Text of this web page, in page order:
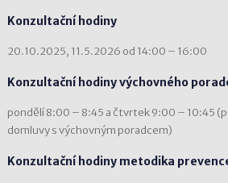
Konzultační hodiny
20.10.2025, 11.5.2026 od 14:00 – 16:00
Konzultační hodiny výchovného
pondělí 8:00 – 8:45 a čtvrtek 9:00 – 10:45
domluvy s výchovným poradcem)
Konzultační hodiny metodika